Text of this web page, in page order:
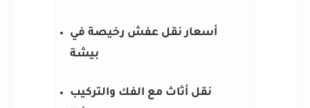
أسعار نقل عفش رخيصة في
بيشة
نقل أثاث مع الفك والتركيب